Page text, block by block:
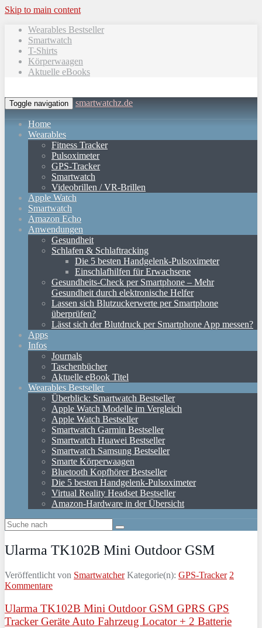
Skip to main content
Wearables Bestseller
Smartwatch
T-Shirts
Körperwaagen
Aktuelle eBooks
Toggle navigation smartwatchz.de
Home
Wearables
Fitness Tracker
Pulsoximeter
GPS-Tracker
Smartwatch
Videobrillen / VR-Brillen
Apple Watch
Smartwatch
Amazon Echo
Anwendungen
Gesundheit
Schlafen & Schlaftracking
Die 5 besten Handgelenk-Pulsoximeter
Einschlafhilfen für Erwachsene
Gesundheits-Check per Smartphone – Mehr
Gesundheit durch elektronische Helfer
Lassen sich Blutzuckerwerte per Smartphone
überprüfen?
Lässt sich der Blutdruck per Smartphone App messen?
Apps
Infos
Journals
Taschenbücher
Aktuelle eBook Titel
Wearables Bestseller
Überblick: Smartwatch Bestseller
Apple Watch Modelle im Vergleich
Apple Watch Bestseller
Smartwatch Garmin Bestseller
Smartwatch Huawei Bestseller
Smartwatch Samsung Bestseller
Smarte Körperwaagen
Bluetooth Kopfhörer Bestseller
Die 5 besten Handgelenk-Pulsoximeter
Virtual Reality Headset Bestseller
Amazon-Hardware in der Übersicht
Ularma TK102B Mini Outdoor GSM
Veröffentlicht von Smartwatcher Kategorie(n): GPS-Tracker 2
Kommentare
Ularma TK102B Mini Outdoor GSM GPRS GPS
Tracker Geräte Auto Fahrzeug Locator + 2 Batterie